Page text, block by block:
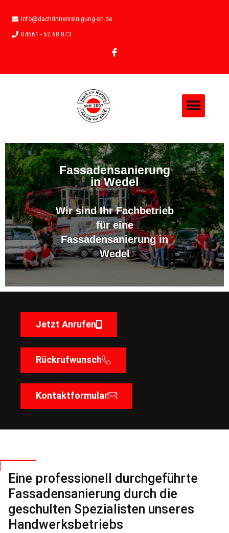
info@dachrinnenreinigung-sh.de
04561 - 52 68 873
Fassadensanierung
in Wedel
Wir sind Ihr Fachbetrieb
für eine
Fassadensanierung in
Wedel
Jetzt Anrufen
Rückrufwunsch
Kontaktformular
Eine professionell durchgeführte
Fassadensanierung durch die
geschulten Spezialisten unseres
Handwerksbetriebs